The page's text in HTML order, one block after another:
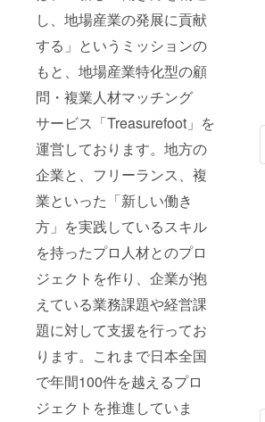
し、地場産業の発展に貢献
する」というミッションの
もと、地場産業特化型の顧
問・複業人材マッチング
サービス「Treasurefoot」を
運営しております。地方の
企業と、フリーランス、複
業といった「新しい働き
方」を実践しているスキル
を持ったプロ人材とのプロ
ジェクトを作り、企業が抱
えている業務課題や経営課
題に対して支援を行ってお
ります。これまで日本全国
で年間100件を越えるプロ
ジェクトを推進していま